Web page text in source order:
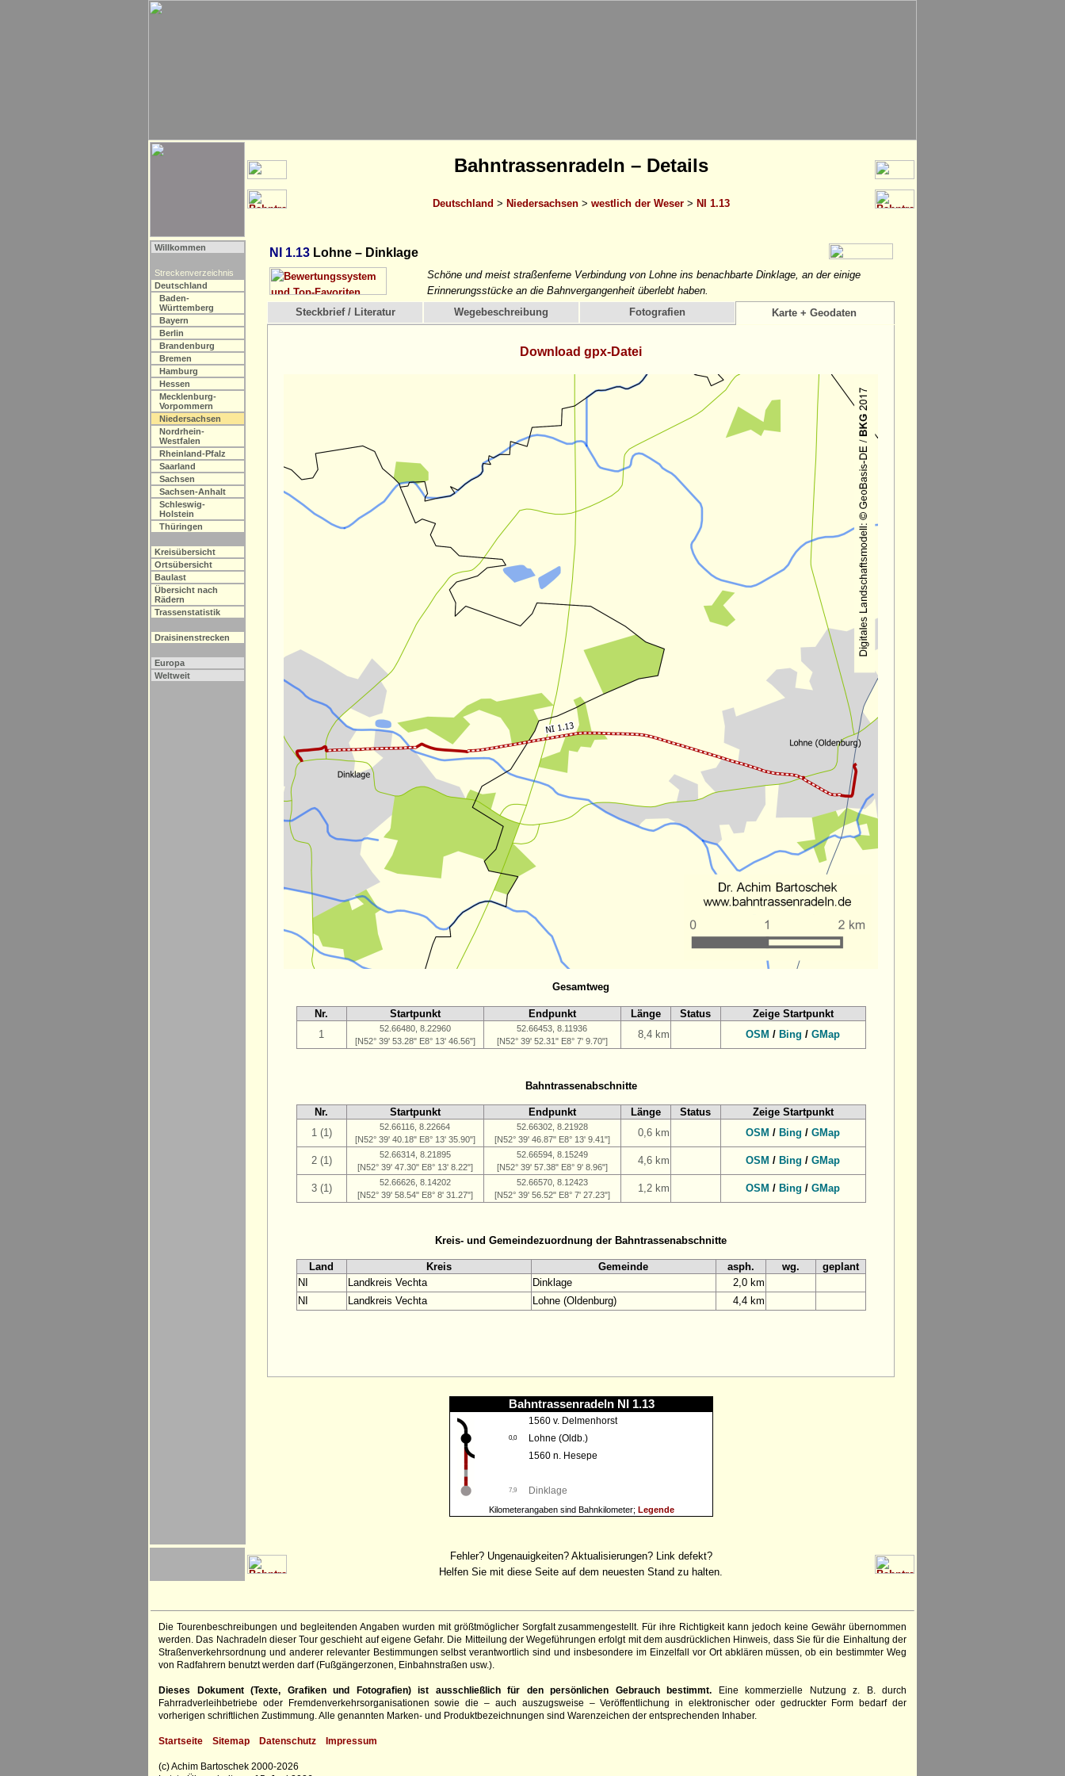
Bahntrassenradeln – Details
Deutschland > Niedersachsen> westlich der Weser> NI 1.13
Willkommen
Streckenverzeichnis
Deutschland
Baden-
Württemberg
Bayern
Berlin
Brandenburg
Bremen
Hamburg
Hessen
Mecklenburg-
Vorpommern
Niedersachsen
Nordrhein-
Westfalen
Rheinland-Pfalz
Saarland
Sachsen
Sachsen-Anhalt
Schleswig-
Holstein
Thüringen
Kreisübersicht
Ortsübersicht
Baulast
Übersicht nach
Rädern
Trassenstatistik
Draisinenstrecken
Europa
Weltweit
NI 1.13 Lohne – Dinklage
Schöne und meist straßenferne Verbindung von Lohne ins benachbarte Dinklage, an der einige
Erinnerungsstücke an die Bahnvergangenheit überlebt haben.
Steckbrief / Literatur
Wegebeschreibung Fotografien Karte + Geodaten
Download gpx-Datei
Gesamtweg
Nr. Startpunkt Endpunkt Länge Status
Zeige Startpunkt
1
52.66480, 8.22960
[N52° 39' 53.28" E8° 13' 46.56"]
52.66453, 8.11936
[N52° 39' 52.31" E8° 7' 9.70"]
8,4 km OSM / Bing / GMap
Bahntrassenabschnitte
Nr. Startpunkt Endpunkt Länge Status
Zeige Startpunkt
1 (1)
52.66116, 8.22664
[N52° 39' 40.18" E8° 13' 35.90"]
52.66302, 8.21928
[N52° 39' 46.87" E8° 13' 9.41"]
0,6 km OSM / Bing / GMap
2 (1)
52.66314, 8.21895
[N52° 39' 47.30" E8° 13' 8.22"]
52.66594, 8.15249
[N52° 39' 57.38" E8° 9' 8.96"]
4,6 km OSM / Bing / GMap
3 (1)
52.66626, 8.14202
[N52° 39' 58.54" E8° 8' 31.27"]
52.66570, 8.12423
[N52° 39' 56.52" E8° 7' 27.23"]
1,2 km OSM / Bing / GMap
Kreis- und Gemeindezuordnung der Bahntrassenabschnitte
Land Kreis Gemeinde asph. wg.
geplant
NI
Landkreis Vechta Dinklage
2,0 km
NI
Landkreis Vechta Lohne (Oldenburg) 4,4 km
Bahntrassenradeln NI 1.13
1560 v. Delmenhorst
0,0
Lohne (Oldb.)
1560 n. Hesepe
7,9 Dinklage
Kilometerangaben sind Bahnkilometer; Legende
Fehler? Ungenauigkeiten? Aktualisierungen? Link defekt?
Helfen Sie mit diese Seite auf dem neuesten Stand zu halten.
Die Tourenbeschreibungen und begleitenden Angaben wurden mit größtmöglicher Sorgfalt zusammengestellt. Für ihre Richtigkeit kann jedoch keine Gewähr übernommen
werden. Das Nachradeln dieser Tour geschieht auf eigene Gefahr. Die Mitteilung der Wegeführungen erfolgt mit dem ausdrücklichen Hinweis, dass Sie für die Einhaltung der
Straßenverkehrsordnung und anderer relevanter Bestimmungen selbst verantwortlich sind und insbesondere im Einzelfall vor Ort abklären müssen, ob ein bestimmter Weg
von Radfahrern benutzt werden darf (Fußgängerzonen, Einbahnstraßen usw.).
Dieses Dokument (Texte, Grafiken und Fotografien) ist ausschließlich für den persönlichen Gebrauch bestimmt. Eine kommerzielle Nutzung z. B. durch
Fahrradverleihbetriebe oder Fremdenverkehrsorganisationen sowie die – auch auszugsweise – Veröffentlichung in elektronischer oder gedruckter Form bedarf der
vorherigen schriftlichen Zustimmung. Alle genannten Marken- und Produktbezeichnungen sind Warenzeichen der entsprechenden Inhaber.
Startseite Sitemap Datenschutz Impressum
(c) Achim Bartoschek 2000-2026